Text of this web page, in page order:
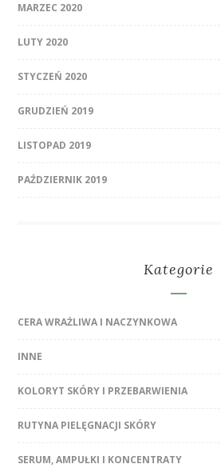
MARZEC 2020
LUTY 2020
STYCZEŃ 2020
GRUDZIEŃ 2019
LISTOPAD 2019
PAŹDZIERNIK 2019
Kategorie
CERA WRAŻLIWA I NACZYNKOWA
INNE
KOLORYT SKÓRY I PRZEBARWIENIA
RUTYNA PIELĘGNACJI SKÓRY
SERUM, AMPUŁKI I KONCENTRATY